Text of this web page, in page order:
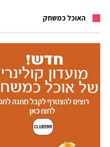
האוכל כמשחק